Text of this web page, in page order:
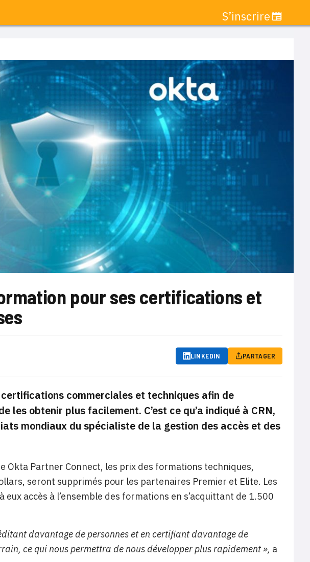
S’inscrire
pour ses certifications et
LINKEDIN PARTAGER
commerciales et techniques afin de
les obtenir plus facilement. C’est ce qu’a indiqué à CRN,
mondiaux du spécialiste de la gestion des accès et des
Okta Partner Connect, les prix des formations techniques,
seront supprimés pour les partenaires Premier et Elite. Les
accès à l’ensemble des formations en s’acquittant de 1.500
davantage de personnes et en certifiant davantage de
ce qui nous permettra de nous développer plus rapidement », a